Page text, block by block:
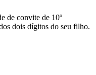
de convite de 10º
dois dígitos do seu filho.